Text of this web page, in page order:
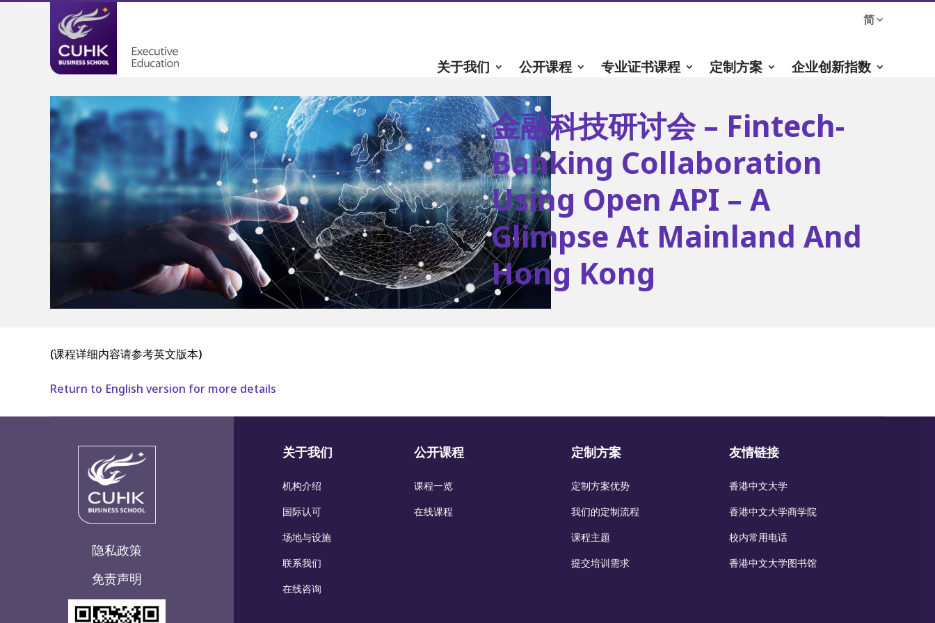
简
关于我们 公开课程 专业证书课程 定制方案 企业创新指数
金融科技研讨会 – Fintech-
Banking Collaboration
Using Open API – A
Glimpse At Mainland And
Hong Kong
(课程详细内容请参考英文版本)
Return to English version for more details
隐私政策
免责声明
关于我们
机构介绍
国际认可
场地与设施
联系我们
在线咨询
公开课程
课程一览
在线课程
定制方案
定制方案优势
我们的定制流程
课程主题
提交培训需求
友情链接
香港中文大学
香港中文大学商学院
校内常用电话
香港中文大学图书馆